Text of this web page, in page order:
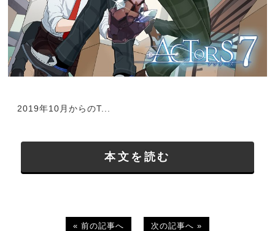
2019年10月からのT...
本文を読む
« 前の記事へ 次の記事へ »